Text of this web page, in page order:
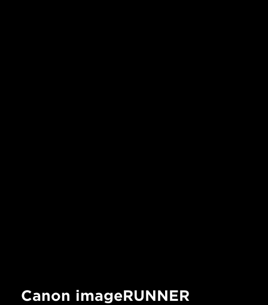
Canon imageRUNNER